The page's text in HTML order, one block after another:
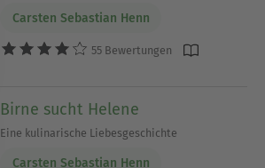
Carsten Sebastian Henn
55 Bewertungen
Birne sucht Helene
Eine kulinarische Liebesgeschichte
Carsten Sebastian Henn